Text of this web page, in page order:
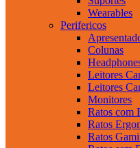
Wearables
Perifericos
Colunas
Leitores
Leitores
Monitores
Ratos com
Ratos
Ratos